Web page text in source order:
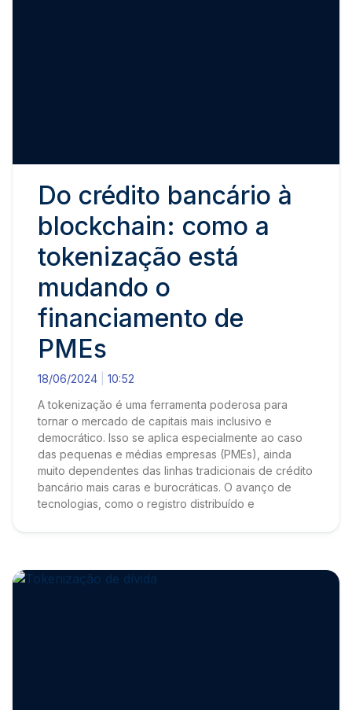
Do crédito bancário à
blockchain: como a
tokenização está
mudando o
financiamento de
PMEs
18/06/2024
10:52
A tokenização é uma ferramenta poderosa para
tornar o mercado de capitais mais inclusivo e
democrático. Isso se aplica especialmente ao caso
das pequenas e médias empresas (PMEs), ainda
muito dependentes das linhas tradicionais de crédito
bancário mais caras e burocráticas. O avanço de
tecnologias, como o registro distribuído e